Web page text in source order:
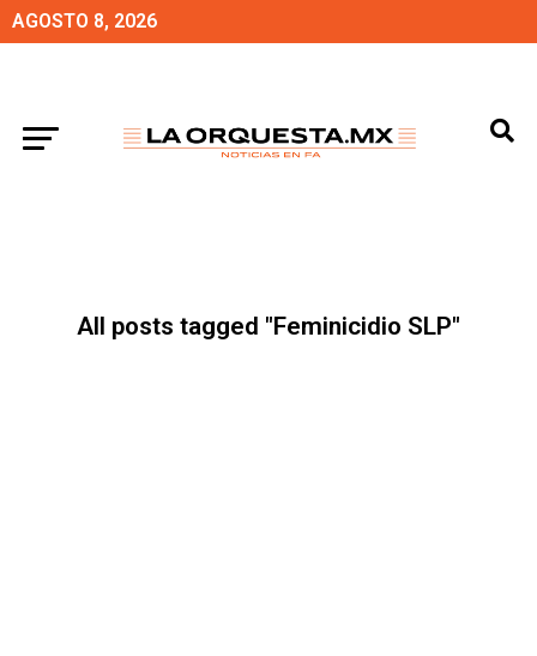
AGOSTO 8, 2026
All posts tagged "Feminicidio SLP"